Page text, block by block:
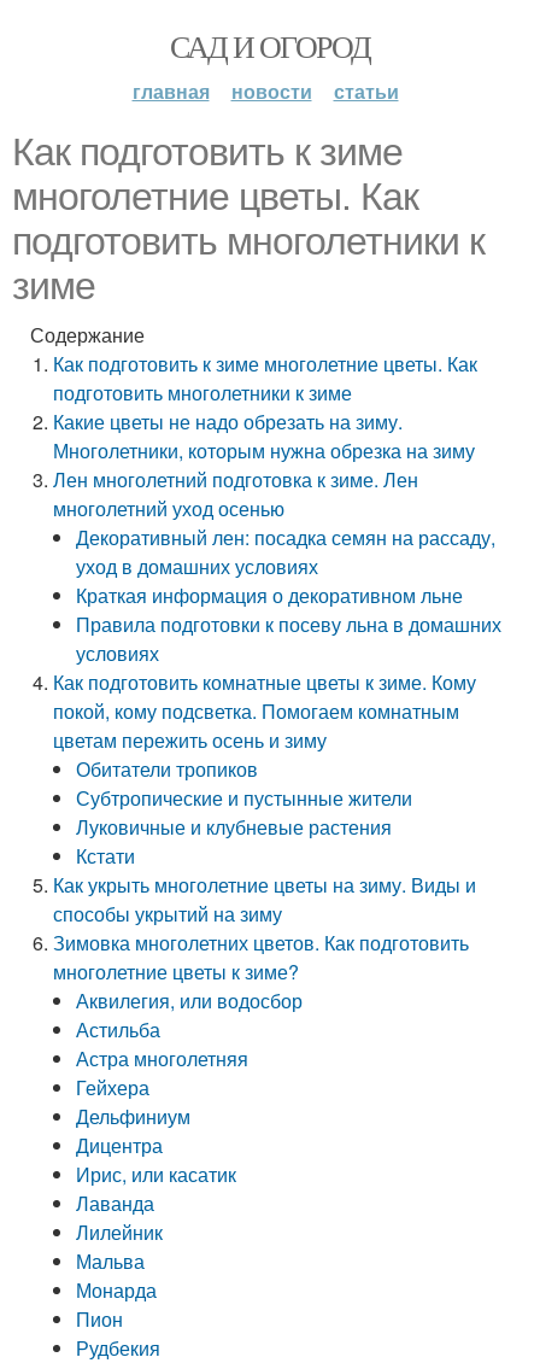
САД И ОГОРОД
главная новости статьи
Как подготовить к зиме
многолетние цветы. Как
подготовить многолетники к
зиме
Содержание
Как подготовить к зиме многолетние цветы. Как
подготовить многолетники к зиме
Какие цветы не надо обрезать на зиму.
Многолетники, которым нужна обрезка на зиму
Лен многолетний подготовка к зиме. Лен
многолетний уход осенью
Декоративный лен: посадка семян на рассаду,
уход в домашних условиях
Краткая информация о декоративном льне
Правила подготовки к посеву льна в домашних
условиях
Как подготовить комнатные цветы к зиме. Кому
покой, кому подсветка. Помогаем комнатным
цветам пережить осень и зиму
Обитатели тропиков
Субтропические и пустынные жители
Луковичные и клубневые растения
Кстати
Как укрыть многолетние цветы на зиму. Виды и
способы укрытий на зиму
Зимовка многолетних цветов. Как подготовить
многолетние цветы к зиме?
Аквилегия, или водосбор
Астильба
Астра многолетняя
Гейхера
Дельфиниум
Дицентра
Ирис, или касатик
Лаванда
Лилейник
Мальва
Монарда
Пион
Рудбекия